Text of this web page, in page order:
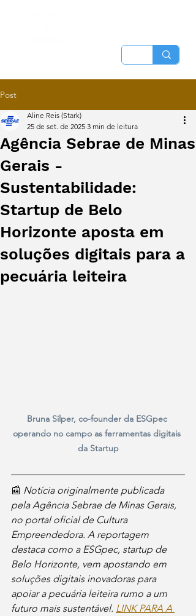
Post
Agência Sebrae de Minas
Gerais -
Sustentabilidade:
Startup de Belo
Horizonte aposta em
soluções digitais para a
pecuária leiteira
Aline Reis (Stark)
25 de set. de 2025 3 min de leitura
Bruna Silper, co-founder da ESGpec
operando no campo as ferramentas digitais
da Startup
📰 Notícia originalmente publicada
pela Agência Sebrae de Minas Gerais,
no portal oficial de Cultura
Empreendedora. A reportagem
destaca como a ESGpec, startup de
Belo Horizonte, vem apostando em
soluções digitais inovadoras para
apoiar a pecuária leiteira rumo a um
futuro mais sustentável. LINK PARA A